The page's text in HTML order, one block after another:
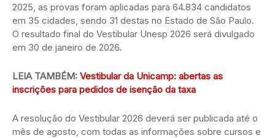
2025, as provas foram aplicadas para 64.834 candidatos
em 35 cidades, sendo 31 destas no Estado de São Paulo.
O resultado final do Vestibular Unesp 2026 será divulgado
em 30 de janeiro de 2026.
LEIA TAMBÉM: Vestibular da Unicamp: abertas as
inscrições para pedidos de isenção da taxa
A resolução do Vestibular 2026 deverá ser publicada até o
mês de agosto, com todas as informações sobre cursos e